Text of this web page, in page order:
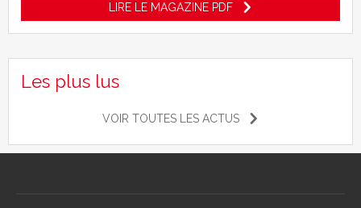
LIRE LE MAGAZINE PDF
Les plus lus
VOIR TOUTES LES ACTUS